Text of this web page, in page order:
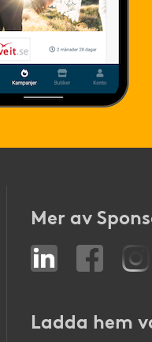
Mer av
Ladda hem